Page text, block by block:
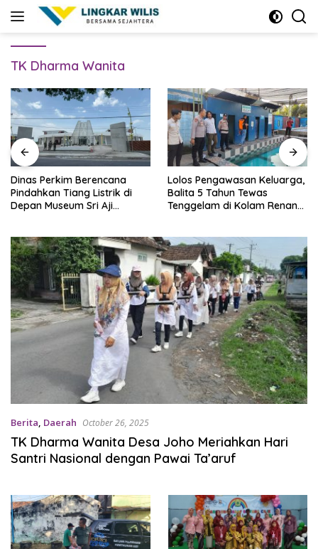
TK Dharma Wanita
Dinas Perkim Berencana
Pindahkan Tiang Listrik di
Depan Museum Sri Aji
Lolos Pengawasan Keluarga,
Balita 5 Tahun Tewas
Tenggelam di Kolam Renang
Berita, Daerah October 26, 2025
TK Dharma Wanita Desa Joho Meriahkan Hari
Santri Nasional dengan Pawai Ta’aruf